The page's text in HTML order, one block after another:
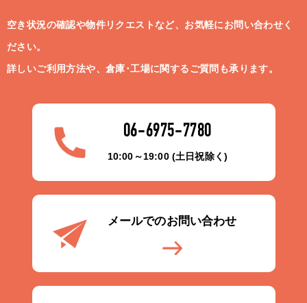
空き状況の確認や物件リクエストなど、お気軽にお問い合わせく
ださい。
詳しいご利用方法や、倉庫･工場に関するご質問も承ります。
06-6975-7780
10:00～19:00 (土日祝除く)
メールでのお問い合わせ